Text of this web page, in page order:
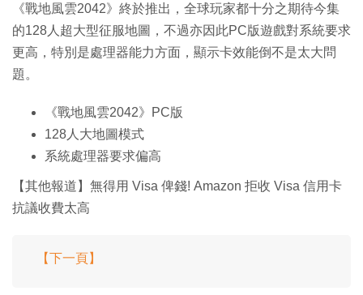
《戰地風雲2042》終於推出，全球玩家都十分之期待今集
的128人超大型征服地圖，不過亦因此PC版遊戲對系統要求
更高，特別是處理器能力方面，顯示卡效能倒不是太大問
題。
《戰地風雲2042》PC版
128人大地圖模式
系統處理器要求偏高
【其他報道】無得用 Visa 俾錢! Amazon 拒收 Visa 信用卡
抗議收費太高
【下一頁】